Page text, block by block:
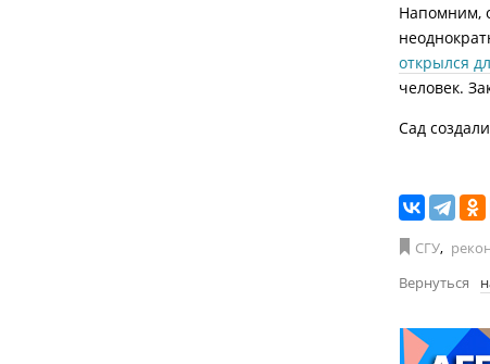
Напомним,
открылся
человек.
Сад
СГУ,
Вернуться